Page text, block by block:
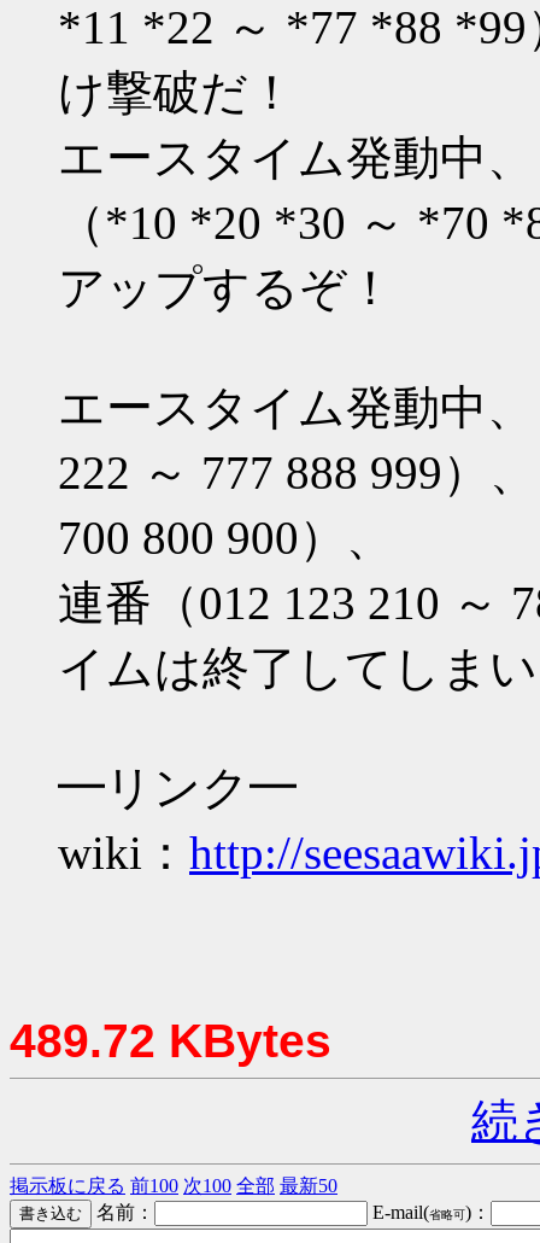
*11 *22 ～ *77 *88
け撃破だ！
エースタイム発動中
（*10 *20 *30 ～ *70
アップするぞ！
エースタイム発動中
222 ～ 777 888 999）
700 800 900）、
連番（012 123 210 ～
イムは終了してしま
━リンク━
wiki： http://
489.72 KBytes
続
掲示板に戻る 前100 次100 全部 最新50
名前：
E-mail(省略可)：